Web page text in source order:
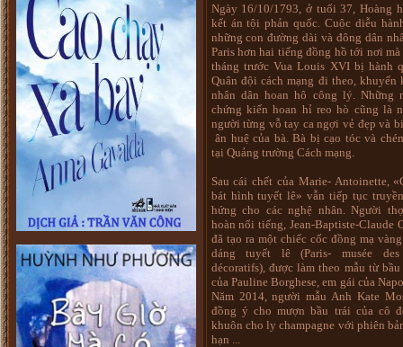
Ngày 16/10/1793, ở tuổi 37, Hoàng
kết án tội phản quốc. Cuộc diễu
những con đường dài và đông dân
Paris hơn hai tiếng đồng hồ tới nơi
tháng trước Vua Louis XVI bị hành
Quân đội cách mạng đi theo, khuyến
nhân dân hoan hô công lý. Những
chứng kiến hoan hỉ reo hò cũng là
người từng vỗ tay ca ngợi vẻ đẹp và
ân huệ của bà. Bà bị cạo tóc và
tại Quảng trường Cách mạng.
Sau cái chết của Marie- Antoinette,
bát hình tuyết lê» vẫn tiếp tục
hứng cho các nghệ nhân. Người
hoàn nổi tiếng, Jean-Baptiste-Claude
đã tạo ra một chiếc cốc đồng mạ
dáng tuyết lê (Paris- musée
décoratifs), được làm theo mẫu từ
của Pauline Borghese, em gái của
Năm 2014, người mẫu Anh Kate
đồng ý cho mượn bầu trái của cô
khuôn cho ly champagne với phiên
hạn ...